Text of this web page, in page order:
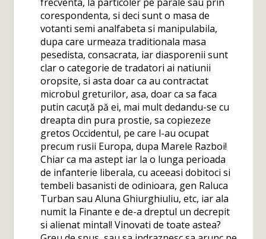
corespondenta, si deci sunt o masa de
votanti semi analfabeta si manipulabila,
dupa care urmeaza traditionala masa
pesedista, consacrata, iar diasporenii sunt
clar o categorie de tradatori ai natiunii
oropsite, si asta doar ca au contractat
microbul greturilor, asa, doar ca sa faca
putin cacuță pă ei, mai mult dedandu-se cu
dreapta din pura prostie, sa copiezeze
gretos Occidentul, pe care l-au ocupat
precum rusii Europa, dupa Marele Razboi!
Chiar ca ma astept iar la o lunga perioada
de infanterie liberala, cu aceeasi dobitoci si
tembeli basanisti de odinioara, gen Raluca
Turban sau Aluna Ghiurghiuliu, etc, iar ala
numit la Finante e de-a dreptul un decrepit
si alienat mintal! Vinovati de toate astea?